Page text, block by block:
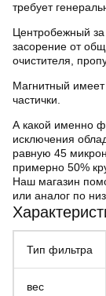
требует
Центробежный
засорение от
очистителя,
Магнитный
частички.
А какой именно
исключения
равную 45
примерно 50%
Наш магазин
или аналог по
Тип фильтра
вес